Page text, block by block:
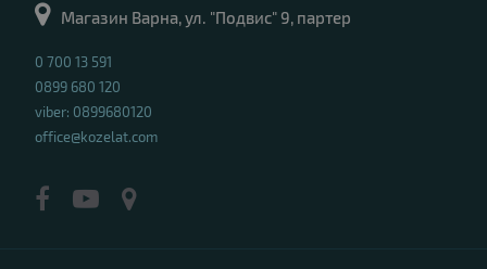
Магазин Варна, ул. "Подвис" 9, партер
0 700 13 591
0899 680 120
viber: 0899680120
office@kozelat.com